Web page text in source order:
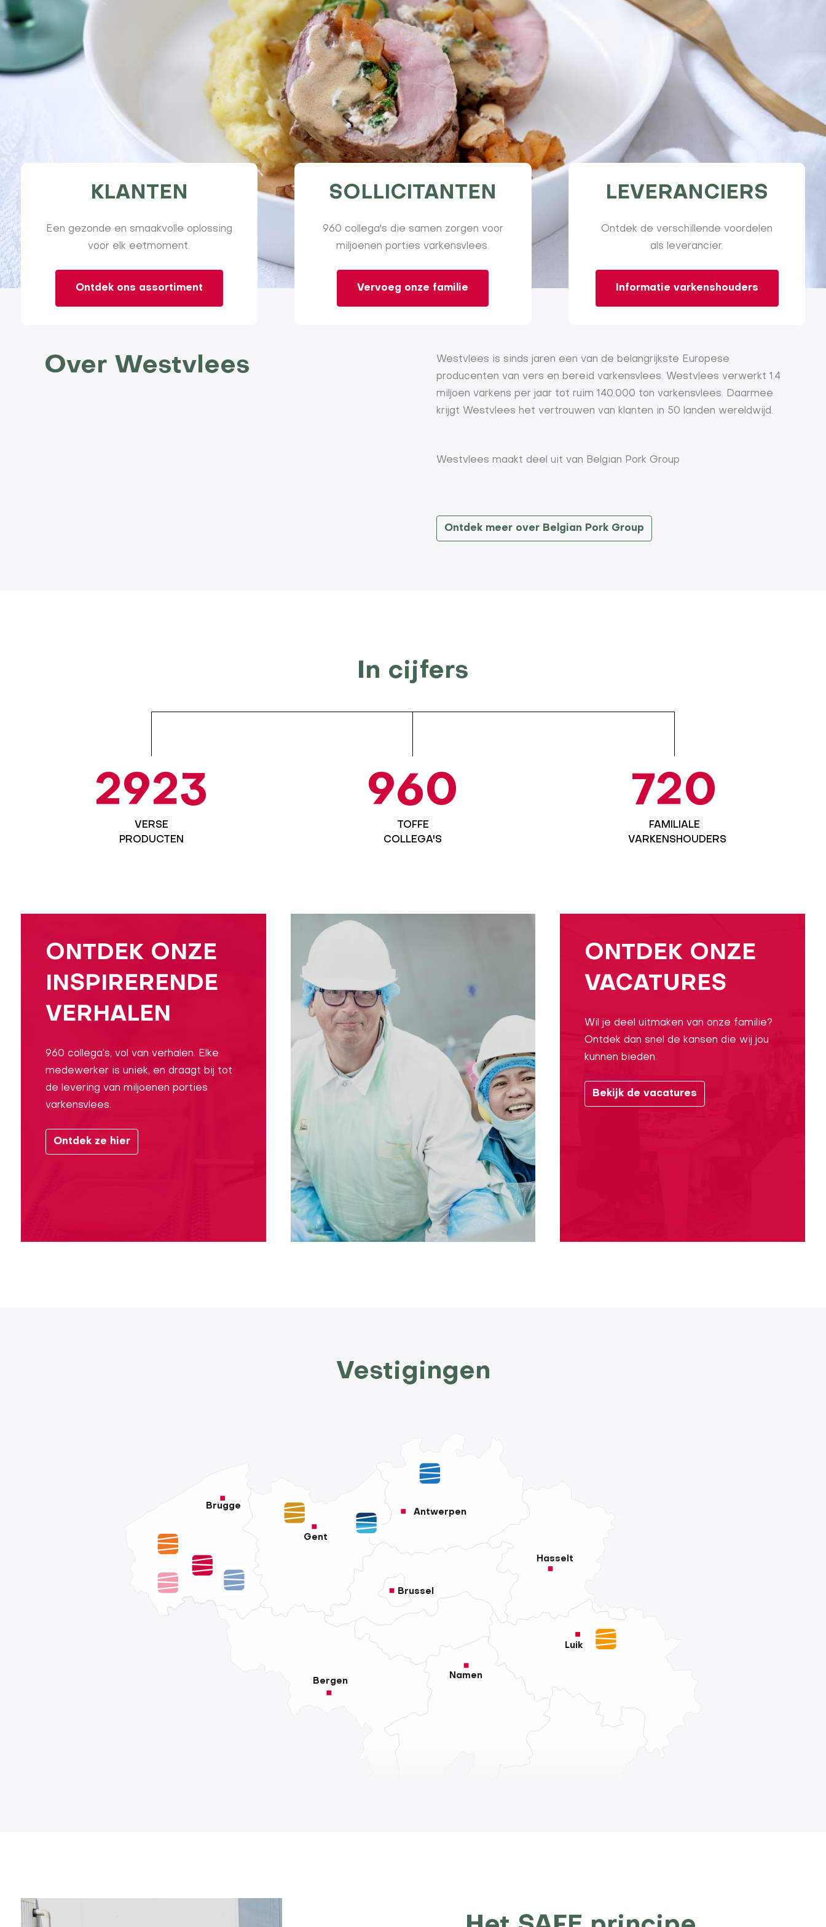
KLANTEN
Een gezonde en smaakvolle oplossing
voor elk eetmoment.
Ontdek ons assortiment
SOLLICITANTEN
960 collega's die samen zorgen voor
miljoenen porties varkensvlees.
Vervoeg onze familie
LEVERANCIERS
Ontdek de verschillende voordelen
als leverancier.
Informatie varkenshouders
Over Westvlees
Westvlees is sinds jaren een van de belangrijkste Europese
producenten van vers en bereid varkensvlees. Westvlees verwerkt 1.4
miljoen varkens per jaar tot ruim 140.000 ton varkensvlees. Daarmee
krijgt Westvlees het vertrouwen van klanten in 50 landen wereldwijd.
Westvlees maakt deel uit van Belgian Pork Group
Ontdek meer over Belgian Pork Group
In cijfers
2923
VERSE
PRODUCTEN
960
TOFFE
COLLEGA'S
720
FAMILIALE
VARKENSHOUDERS
ONTDEK ONZE
INSPIRERENDE
VERHALEN
960 collega’s, vol van verhalen. Elke
medewerker is uniek, en draagt bij tot
de levering van miljoenen porties
varkensvlees.
Ontdek ze hier
ONTDEK ONZE
VACATURES
Wil je deel uitmaken van onze familie?
Ontdek dan snel de kansen die wij jou
kunnen bieden.
Bekijk de vacatures
Vestigingen
Gent
Brussel
Antwerpen
Hasselt
Brugge
Bergen
Namen
Luik